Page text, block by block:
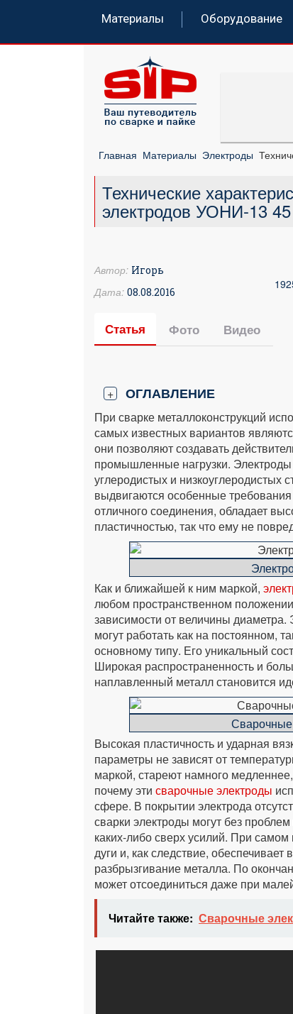
Материалы Оборудование
Главная Материалы Электроды
Технические
электродов УОНИ-13 45
Автор: Игорь
Дата: 08.08.2016
Статья Фото Видео
+ ОГЛАВЛЕНИЕ
При сварке металлоконструкций
самых известных вариантов
они позволяют создавать
промышленные нагрузки.
углеродистых и низкоуглеродистых
выдвигаются особенные
отличного соединения, обладает
пластичностью, так что ему не
Как и ближайшей к ним маркой,
любом пространственном
зависимости от величины
могут работать как на постоянном,
основному типу. Его уникальный
Широкая распространенность и
наплавленный металл становится
Высокая пластичность и ударная
параметры не зависят от
маркой, стареют намного
почему эти сварочные электроды
сфере. В покрытии электрода
сварки электроды могут без
каких-либо сверх усилий. При
дуги и, как следствие,
разбрызгивание металла. По
может отсоединиться даже при
Читайте также: Сварочные